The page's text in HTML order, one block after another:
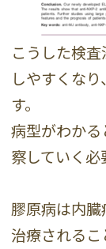
こうした検
しやすくな
す。
病型がわか
察していく必
膠原病は内
治療される